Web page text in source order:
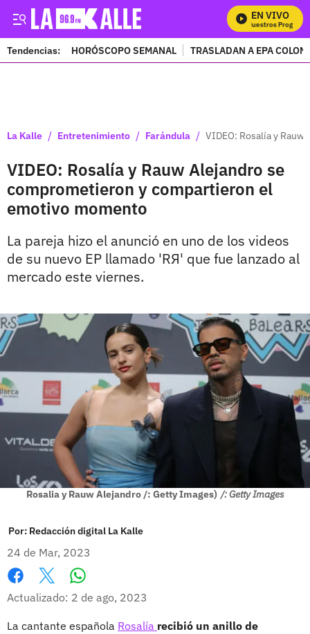
EN VIVO
Mira Todos Nuestros Programas
Tendencias: HORÓSCOPO SEMANAL TRASLADAN A EPA
La Kalle / Entretenimiento / Farándula / VIDEO: Rosalía y
VIDEO: Rosalía y Rauw Alejandro se
comprometieron y compartieron el
emotivo momento
La pareja hizo el anunció en uno de los videos
de su nuevo EP llamado 'RЯ' que fue lanzado al
mercado este viernes.
Rosalia y Rauw Alejandro /: Getty Images) /: Getty Images
Por: Redacción digital La Kalle
24 de Mar, 2023
Facebook
X
Actualizado: 2 de ago, 2023
La cantante española Rosalía recibió un anillo de